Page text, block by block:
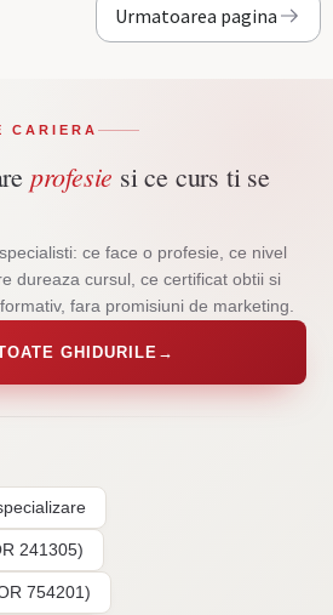
Urmatoarea pagina
CARIERA
profesie si ce curs ti se
ce face o profesie, ce nivel
dureaza cursul, ce certificat obtii si
fara promisiuni de marketing.
GHIDURILE →
241305)
754201)